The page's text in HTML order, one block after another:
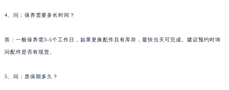
4、问：保养需要多长时间？
答：一般保养需3-5个工作日，如果更换配件且有库存，最快当天可完成。建议预约时询
问配件是否有现货。
5、问：质保期多久？